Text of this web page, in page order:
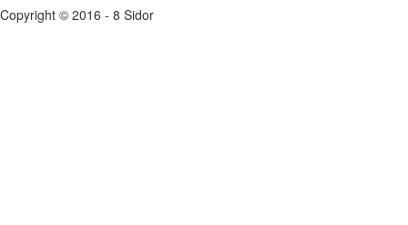
Copyright © 2016 - 8 Sidor